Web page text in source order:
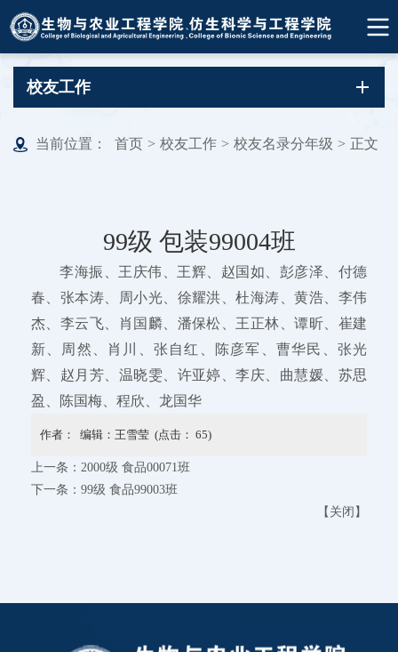
校友工作
当前位置： 首页 > 校友工作 > 校友名录分年级 > 正文
99级 包装99004班
李海振、王庆伟、王辉、赵国如、彭彦泽、付德
春、张本涛、周小光、徐耀洪、杜海涛、黄浩、李伟
杰、李云飞、肖国麟、潘保松、王正林、谭昕、崔建
新、周然、肖川、张自红、陈彦军、曹华民、张光
辉、赵月芳、温晓雯、许亚婷、李庆、曲慧媛、苏思
盈、陈国梅、程欣、龙国华
作者： 编辑：王雪莹 (点击： 65)
上一条： 2000级 食品00071班
下一条： 99级 食品99003班
【 关闭 】